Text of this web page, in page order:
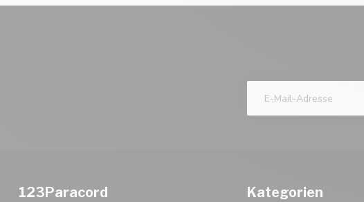
123Paracord Kategorien